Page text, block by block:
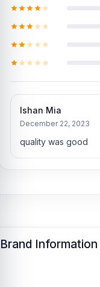
Ishan Mia
December 22, 2023
quality was good
Brand Information